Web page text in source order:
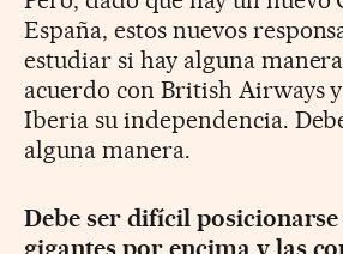
España, estos nuevos
estudiar si hay alguna
acuerdo con British Airways
Iberia su independencia.
alguna manera.
Debe ser difícil posicionarse
gigantes por encima y las